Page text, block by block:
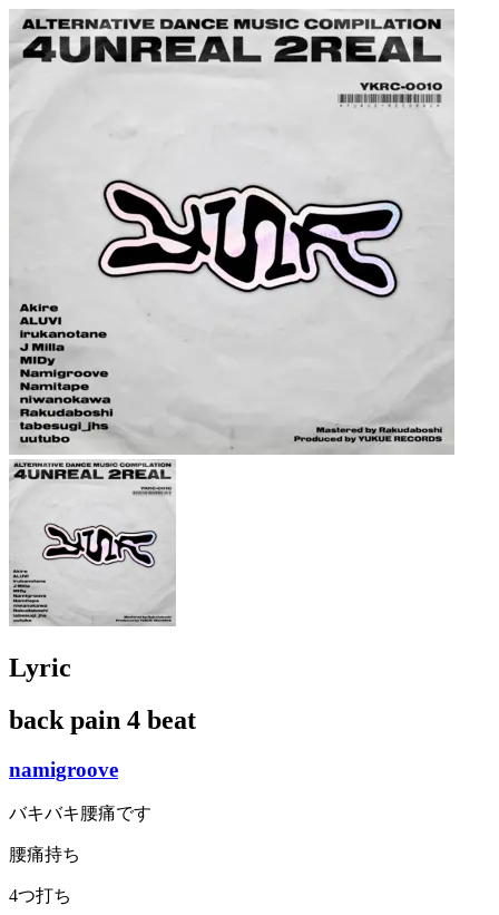
Lyric
back pain 4 beat
namigroove
バキバキ腰痛です
腰痛持ち
4つ打ち